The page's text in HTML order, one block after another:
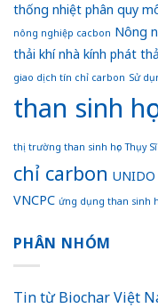
xanh
và
bền
vững
thống nhiệt phân quy
nông nghiệp cacbon Nông
thải khí nhà kính phát
giao dịch tín chỉ carbon Sử
than sinh học
thị trường than sinh học Thụy Sĩ
chỉ carbon UNIDO
VNCPC ứng dụng than sinh
PHÂN NHÓM
Tin từ Biochar Việt